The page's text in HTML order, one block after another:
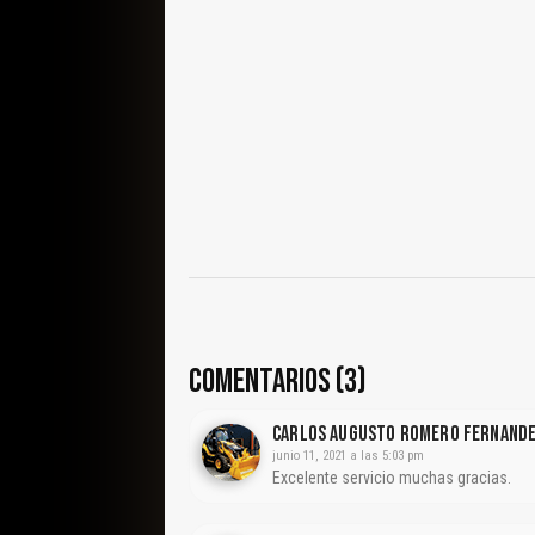
COMENTARIOS (3)
Carlos Augusto Romero
junio 11, 2021 a las 5:03 pm
Excelente servicio muchas gracias.